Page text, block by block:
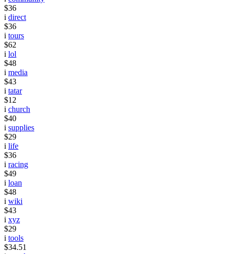
$36
i direct
$36
i tours
$62
i lol
$48
i media
$43
i tatar
$12
i church
$40
i supplies
$29
i life
$36
i racing
$49
i loan
$48
i wiki
$43
i xyz
$29
i tools
$34.51